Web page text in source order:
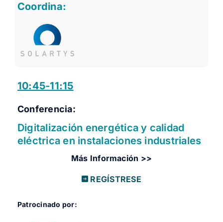
Coordina:
10:45-11:15
Conferencia:
Digitalización energética y calidad
eléctrica en instalaciones industriales
Más Información >>
REGÍSTRESE
Patrocinado por: